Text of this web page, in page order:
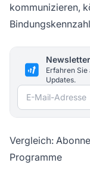
kommunizieren,
Erfahren
Updates.
E-Mail-Adresse
Vergleich:
Programme